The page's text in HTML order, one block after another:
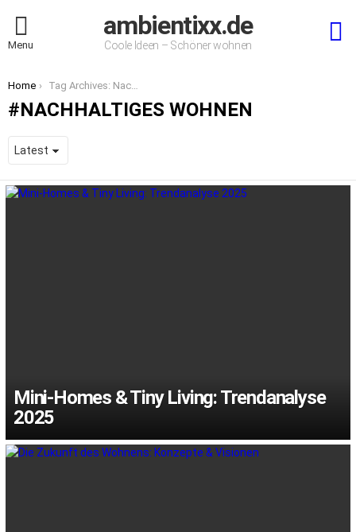
Menu
ambientixx.de
Coole Ideen – Schöner wohnen
You are here:
Home Tag Archives: Nachhaltiges Wohnen
NACHHALTIGES WOHNEN
Mini-Homes & Tiny Living: Trendanalyse
2025